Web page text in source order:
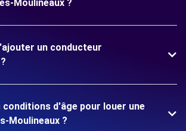
Moulineaux ?
un conducteur
conditions d'âge pour louer une
Moulineaux ?